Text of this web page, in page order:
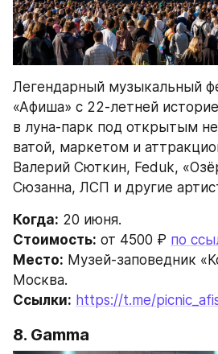
Легендарный музыкальный
«Афиша» с 22-летней
в луна-парк под открытым
ватой, маркетом и
Валерий Сюткин, Feduk,
Сюзанна, ЛСП и другие
Когда: 20 июня.
Стоимость: от 4500 ₽ по
Место: Музей-заповедник
Москва.
Ссылки: https://t.me/
8. Gamma